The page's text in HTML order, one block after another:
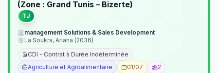
(Zone : Grand Tunis – Bizerte)
TJ
management Solutions & Sales Development
La Soukra, Ariana (2036)
CDI - Contrat à Durée Indéterminée
Agriculture et Agroalimentaire
01/07 2